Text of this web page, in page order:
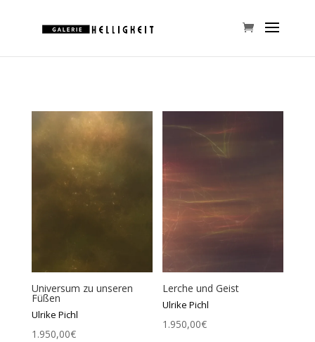
Universum zu unseren
Füßen
Ulrike Pichl
1.950,00€
Lerche und Geist
Ulrike Pichl
1.950,00€